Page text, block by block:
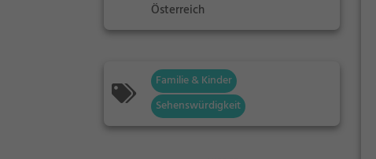
Österreich
Familie & Kinder
Sehenswürdigkeit